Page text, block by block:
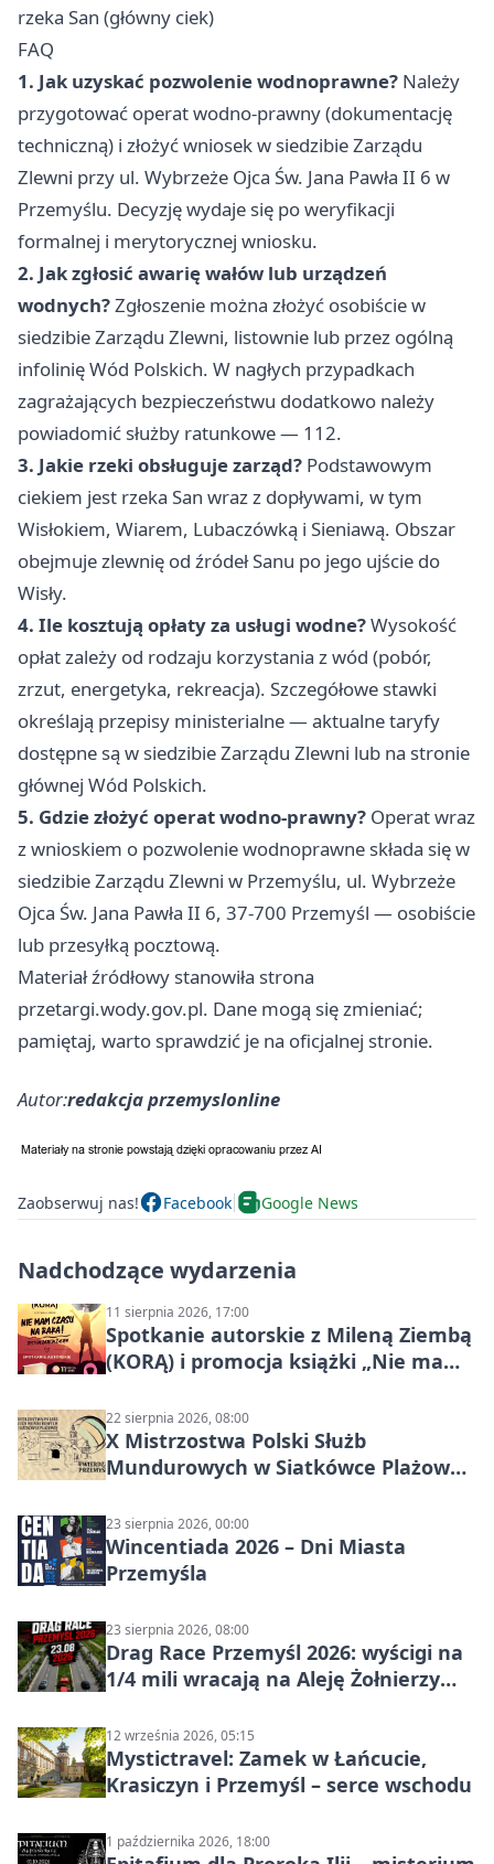
rzeka San (główny ciek)
FAQ
1. Jak uzyskać pozwolenie wodnoprawne? Należy
przygotować operat wodno-prawny (dokumentację
techniczną) i złożyć wniosek w siedzibie Zarządu
Zlewni przy ul. Wybrzeże Ojca Św. Jana Pawła II 6 w
Przemyślu. Decyzję wydaje się po weryfikacji
formalnej i merytorycznej wniosku.
2. Jak zgłosić awarię wałów lub urządzeń
wodnych?Zgłoszenie można złożyć osobiście w
siedzibie Zarządu Zlewni, listownie lub przez ogólną
infolinię Wód Polskich. W nagłych przypadkach
zagrażających bezpieczeństwu dodatkowo należy
powiadomić służby ratunkowe — 112.
3. Jakie rzeki obsługuje zarząd? Podstawowym
ciekiem jest rzeka San wraz z dopływami, w tym
Wisłokiem, Wiarem, Lubaczówką i Sieniawą. Obszar
obejmuje zlewnię od źródeł Sanu po jego ujście do
Wisły.
4. Ile kosztują opłaty za usługi wodne?Wysokość
opłat zależy od rodzaju korzystania z wód (pobór,
zrzut, energetyka, rekreacja). Szczegółowe stawki
określają przepisy ministerialne — aktualne taryfy
dostępne są w siedzibie Zarządu Zlewni lub na stronie
głównej Wód Polskich.
5. Gdzie złożyć operat wodno-prawny? Operat wraz
z wnioskiem o pozwolenie wodnoprawne składa się w
siedzibie Zarządu Zlewni w Przemyślu, ul. Wybrzeże
Ojca Św. Jana Pawła II 6, 37-700 Przemyśl — osobiście
lub przesyłką pocztową.
Materiał źródłowy stanowiła strona
przetargi.wody.gov.pl. Dane mogą się zmieniać;
pamiętaj, warto sprawdzić je na oficjalnej stronie.
Autor:redakcja przemyslonline
Zaobserwuj nas! Facebook Google News
Nadchodzące wydarzenia
11 sierpnia 2026, 17:00
Spotkanie autorskie z Mileną Ziembą
(KORĄ) i promocja książki „Nie mam
22 sierpnia 2026, 08:00
X Mistrzostwa Polski Służb
Mundurowych w Siatkówce Plażowej
23 sierpnia 2026, 00:00
Wincentiada 2026 – Dni Miasta
Przemyśla
23 sierpnia 2026, 08:00
Drag Race Przemyśl 2026: wyścigi na
1/4 mili wracają na Aleję Żołnierzy
12 września 2026, 05:15
Mystictravel: Zamek w Łańcucie,
Krasiczyn i Przemyśl – serce wschodu
1 października 2026, 18:00